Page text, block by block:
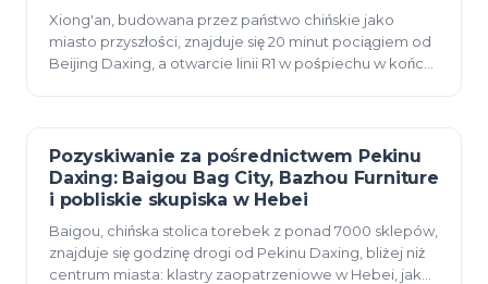
Xiong'an, budowana przez państwo chińskie jako
miasto przyszłości, znajduje się 20 minut pociągiem od
Beijing Daxing, a otwarcie linii R1 w pośpiechu w końcu
12 czerwca 2026
Pozyskiwanie za pośrednictwem Pekinu
Daxing: Baigou Bag City, Bazhou Furniture
i pobliskie skupiska w Hebei
Baigou, chińska stolica torebek z ponad 7000 sklepów,
znajduje się godzinę drogi od Pekinu Daxing, bliżej niż
centrum miasta: klastry zaopatrzeniowe w Hebei, jak